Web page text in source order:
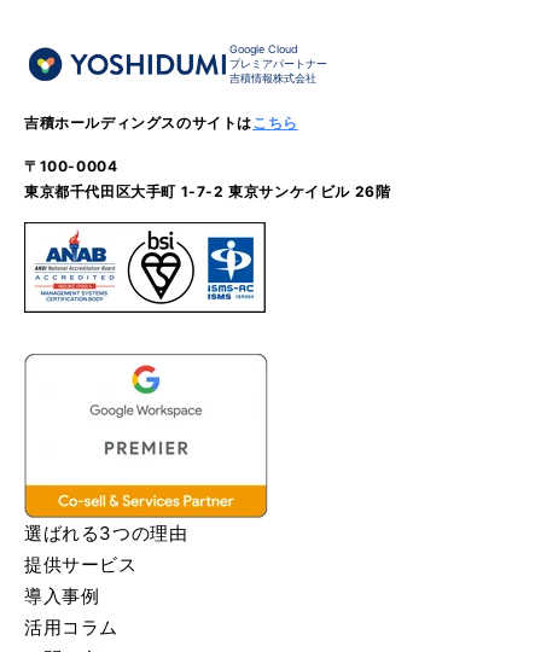
Google Cloud
プレミアパートナー
吉積情報株式会社
吉積ホールディングスのサイトはこちら
〒100-0004
東京都千代田区大手町 1-7-2 東京サンケイビル 26階
選ばれる3つの理由
提供サービス
導入事例
活用コラム